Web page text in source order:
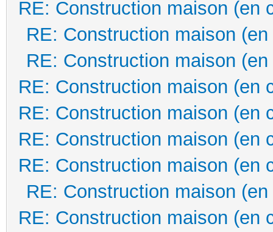
RE: Construction maison (en
RE: Construction maison
RE: Construction maison
RE: Construction maison (en
RE: Construction maison (en
RE: Construction maison (en
RE: Construction maison (en
RE: Construction maison
RE: Construction maison (en